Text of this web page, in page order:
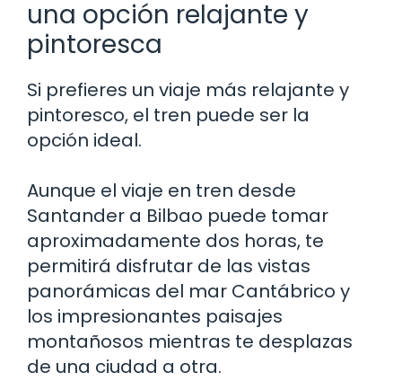
una opción relajante y
pintoresca
Si prefieres un viaje más relajante y
pintoresco, el tren puede ser la
opción ideal.
Aunque el viaje en tren desde
Santander a Bilbao puede tomar
aproximadamente dos horas, te
permitirá disfrutar de las vistas
panorámicas del mar Cantábrico y
los impresionantes paisajes
montañosos mientras te desplazas
de una ciudad a otra.